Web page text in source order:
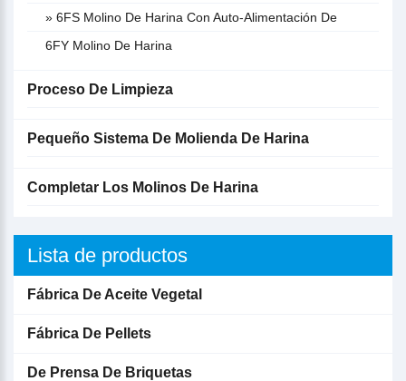
» 6FS Molino De Harina Con Auto-Alimentación De
6FY Molino De Harina
Proceso De Limpieza
Pequeño Sistema De Molienda De Harina
Completar Los Molinos De Harina
Lista de productos
Fábrica De Aceite Vegetal
Fábrica De Pellets
De Prensa De Briquetas